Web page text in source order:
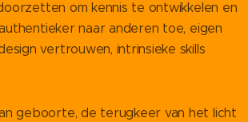
om kennis te ontwikkelen en
naar anderen toe, eigen
vertrouwen, intrinsieke skills
geboorte, de terugkeer van het licht